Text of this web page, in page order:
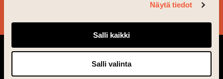
Näytä tiedot
Salli kaikki
Salli valinta